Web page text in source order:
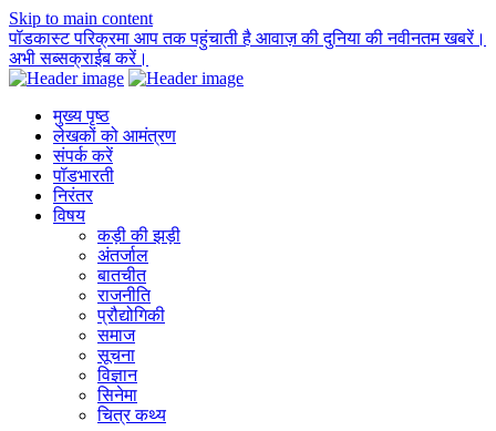
Skip to main content
पॉडकास्ट परिक्रमा आप तक पहुंचाती है आवाज़ की दुनिया की नवीनतम खबरें।
अभी सब्सक्राईब करें।
मुख्य पृष्ठ
लेखकों को आमंत्रण
संपर्क करें
पॉडभारती
निरंतर
विषय
कड़ी की झड़ी
अंतर्जाल
बातचीत
राजनीति
प्रौद्योगिकी
समाज
सूचना
विज्ञान
सिनेमा
चित्र कथ्य